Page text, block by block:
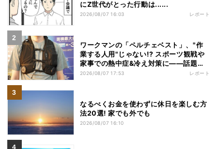
にZ世代がとった行動は......
2026/08/07 16:03 レポート
ワークマンの「ペルチェベスト」、"作
業する人用"じゃない!? スポーツ観戦や
家事での熱中症&冷え対策に――話題の
商品を徹底検証
2026/08/07 17:53 レポート
なるべくお金を使わずに休日を楽しむ方
法20選! 家でも外でも
2026/08/07 16:10